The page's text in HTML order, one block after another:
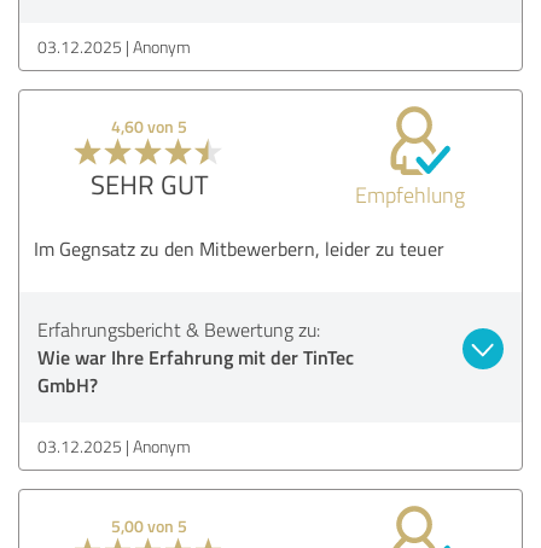
03.12.2025 Anonym
4,60 von 5
SEHR GUT Empfehlung
Im Gegnsatz zu den Mitbewerbern, leider zu teuer
Erfahrungsbericht & Bewertung zu:
Wie war Ihre Erfahrung mit der TinTec
GmbH?
03.12.2025 Anonym
5,00 von 5